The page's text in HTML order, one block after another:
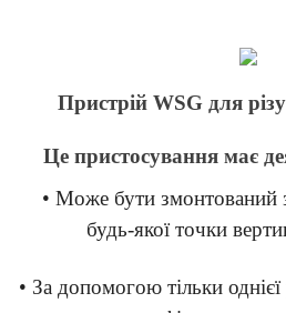
Пристрій WSG для
Це пристосування має
• Може бути змонтований
будь-якої точки
• За допомогою тільки